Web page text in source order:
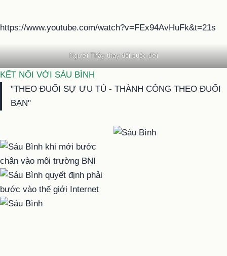
https://www.youtube.com/watch?v=FEx94AvHuFk&t=21s
Người Thầy thay đổi cuộc đời
KẾT NỐI VỚI SÁU BÌNH
"THEO ĐUỔI SỰ ƯU TÚ - THÀNH CÔNG THEO ĐUỔI
BẠN"